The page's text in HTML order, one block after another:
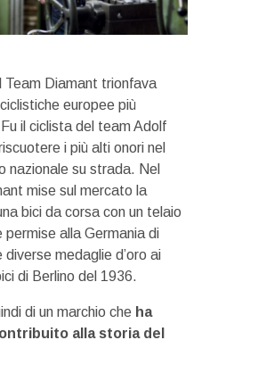
Team Diamant trionfava
europee più
il ciclista del team Adolf
i più alti onori nel
nazionale su strada. Nel
mise sul mercato la
bici da corsa con un telaio
permise alla Germania di
diverse medaglie d’oro ai
di Berlino del 1936.
di un marchio che ha
alla storia del